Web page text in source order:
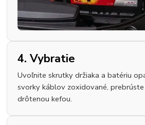
4. Vybratie
Uvoľnite skrutky držiaka a batériu
svorky káblov zoxidované,
drôtenou kefou.